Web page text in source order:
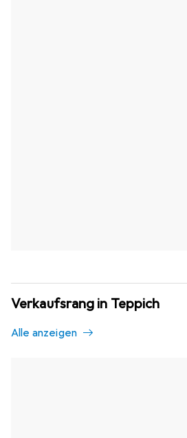
Verkaufsrang in Teppich
Alle anzeigen